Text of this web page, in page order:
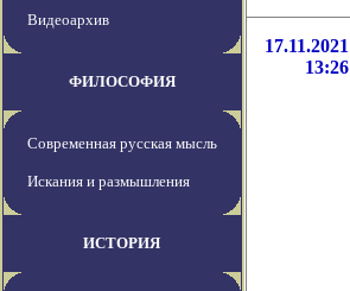
Видеоархив
ФИЛОСОФИЯ
Современная русская мысль
Искания и размышления
ИСТОРИЯ
17.11.2021
13:26